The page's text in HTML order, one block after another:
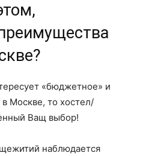
«бюджетное» и
Москве, то хостел/
Ващ выбор!
наблюдается